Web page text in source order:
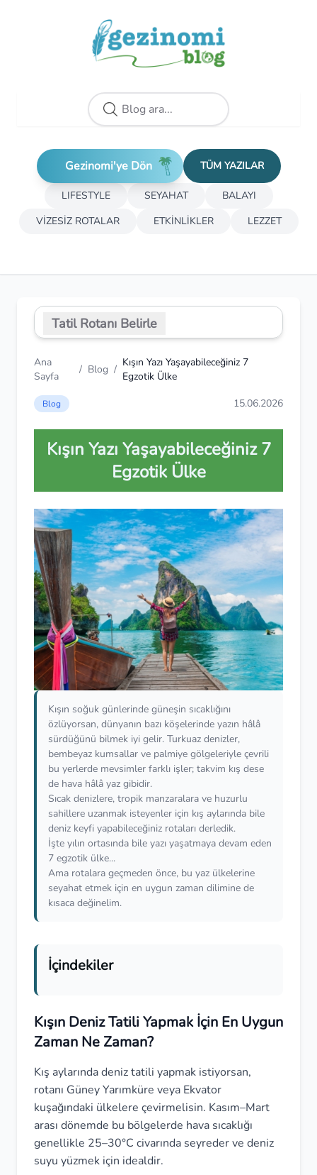
Gezinomi'ye Dön TÜM YAZILAR
LIFESTYLE SEYAHAT
BALAYI
VİZESİZ ROTALAR
ETKİNLİKLER LEZZET
Tatil Rotanı Belirle
Ana
Sayfa
/ Blog /
Kışın Yazı Yaşayabileceğiniz 7
Egzotik Ülke
Blog 15.06.2026
Kışın Yazı Yaşayabileceğiniz 7
Egzotik Ülke
Kışın soğuk günlerinde güneşin sıcaklığını
özlüyorsan, dünyanın bazı köşelerinde yazın hâlâ
sürdüğünü bilmek iyi gelir. Turkuaz denizler,
bembeyaz kumsallar ve palmiye gölgeleriyle çevrili
bu yerlerde mevsimler farklı işler; takvim kış dese
de hava hâlâ yaz gibidir.
Sıcak denizlere, tropik manzaralara ve huzurlu
sahillere uzanmak isteyenler için kış aylarında bile
deniz keyfi yapabileceğiniz rotaları derledik.
İşte yılın ortasında bile yazı yaşatmaya devam eden
7 egzotik ülke...
Ama rotalara geçmeden önce, bu yaz ülkelerine
seyahat etmek için en uygun zaman dilimine de
kısaca değinelim.
İçindekiler
Kışın Deniz Tatili Yapmak İçin En Uygun
Zaman Ne Zaman?
Kış aylarında deniz tatili yapmak istiyorsan,
rotanı Güney Yarımküre veya Ekvator
kuşağındaki ülkelere çevirmelisin. Kasım–Mart
arası dönemde bu bölgelerde hava sıcaklığı
genellikle 25–30°C civarında seyreder ve deniz
suyu yüzmek için idealdir.